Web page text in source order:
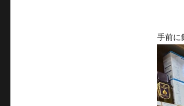
手前に